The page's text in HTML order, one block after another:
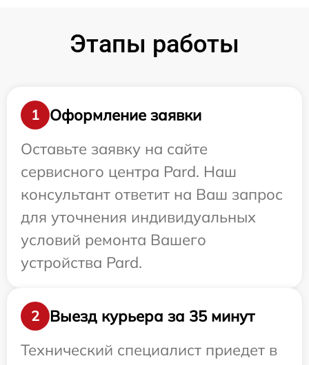
Этапы работы
1
Оформление заявки
Оставьте заявку на сайте
сервисного центра Pard. Наш
консультант ответит на Ваш запрос
для уточнения индивидуальных
условий ремонта Вашего
устройства Pard.
2
Выезд курьера за 35 минут
Технический специалист приедет в